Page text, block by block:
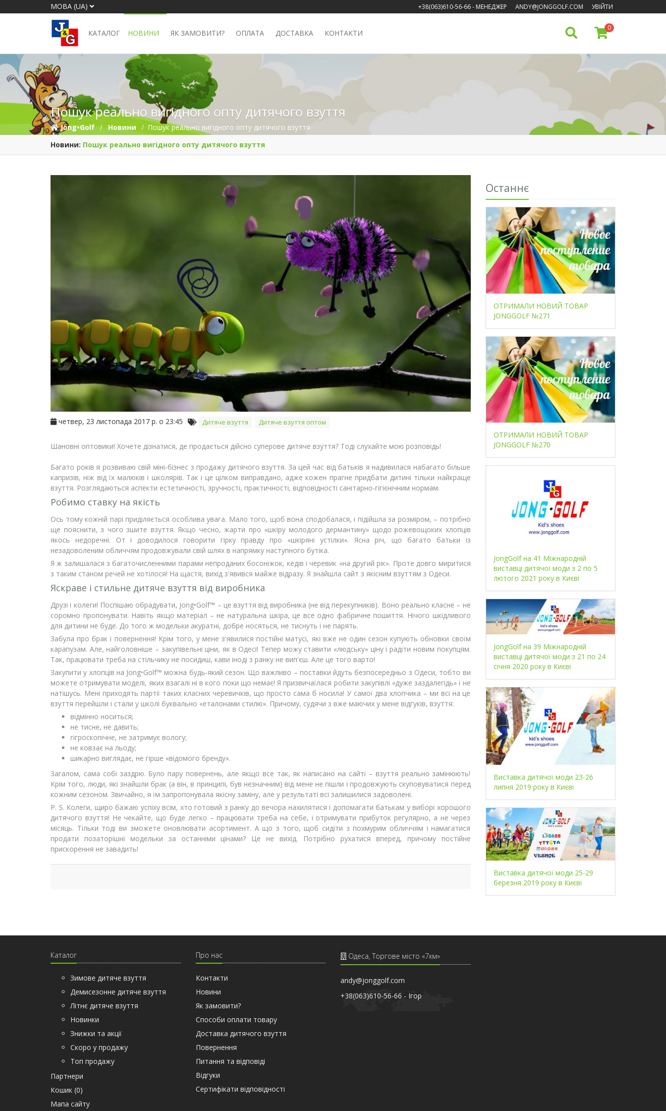
МОВА (UA) +38(063)610-56-66- МЕНЕДЖЕР ANDY@JONGGOLF.COM УВІЙТИ
0
КАТАЛОГ НОВИНИ ЯК ЗАМОВИТИ? ОПЛАТА ДОСТАВКА КОНТАКТИ
Пошук реально вигідного опту дитячого взуття
Jong•Golf Новини
Пошук реально вигідного опту дитячого взуття
Новини: Пошук реально вигідного опту дитячого взуття
четвер, 23 листопада 2017 р. о 23:45 Дитяче взуття Дитяче взуття оптом
Шановнi оптовики! Хочете дізнатися, де продається дійсно суперове дитяче взуття? Тоді слухайте мою розповідь!
Багато років я розвиваю свій міні-бізнес з продажу дитячого взуття. За цей час від батьків я надивилася набагато більше
капризів, ніж від їх малюків і школярів. Так і це цілком виправдано, адже кожен прагне придбати дитині тільки найкраще
взуття. Розглядаються аспекти естетичності, зручності, практичності, відповідності санітарно-гігієнічним нормам.
Робимо ставку на якість
Ось тому кожній парі приділяється особлива увага. Мало того, щоб вона сподобалася, і підійшла за розміром, – потрібно
ще пояснити, з чого зшите взуття. Якщо чесно, жарти про «шкiру молодого дермантину» щодо рожевощоких хлопців
якось недоречні. От і доводилося говорити гірку правду про «шкірянi устілки». Ясна рiч, що багато батьки iз
незадоволеним обличчям продовжували свій шлях в напрямку наступного бутіка.
Я ж залишалася з багаточисленними парами непроданих босоніжок, кедів і черевик «на другий рік». Проте довго миритися
з таким станом речей не хотілося! На щастя, вихід з'явився майже відразу. Я знайшла сайт з якісним взуттям з Одеси.
Яскраве і стильне дитяче взуття від виробника
Друзі і колеги! Поспішаю обрадувати, Jong•Golf™ – це взуття від виробника (не від перекупників). Воно реально класне – не
соромно пропонувати. Навіть якщо матеріал – не натуральна шкіра, це все одно фабричне пошиття. Нічого шкідливого
для дитини не буде. До того ж модельки акуратні, добре носяться, не тиснуть і не парять.
Забула про брак і повернення! Крім того, у мене з'явилися постійні матусі, які вже не один сезон купують обновки своїм
карапузам. Але, найголовніше – закупівельні ціни, як в Одесі! Тепер можу ставити «людську» ціну і радіти новим покупцям.
Так, працювати треба на стільчику не посидиш, кави іноді з ранку не вип'єш. Але це того варто!
Закупити у хлопців на Jong•Golf™ можна будь-який сезон. Що важливо – поставки йдуть безпосередньо з Одеси, тобто ви
можете отримувати моделі, яких взагалі ні в кого поки що немає! Я призвичаїлася робити закупівлі «дуже заздалегідь» і не
натiшусь. Мені приходять партії таких класних черевичкiв, що просто сама б носила! У самої два хлопчика – ми всі на це
взуття перейшли і стали у школі буквально «еталонами стилю». Причому, судячи з вже маючих у мене відгуків, взуття:
відмінно носиться;
не тисне, не давить;
гігроскопічне, не затримує вологу;
не ковзає на льоду;
шикарно виглядає, не гірше «відомого бренду».
Загалом, сама собі заздрю. Було пару повернень, але якщо все так, як написано на сайті – взуття реально замінюють!
Крім того, люди, які знайшли брак (а він, в принципі, був незначним) від мене не пішли і продовжують скуповуватися перед
кожним сезоном. Звичайно, я їм запропонувала якісну заміну, але у результаті всі залишилися задоволені.
P. S. Колеги, щиро бажаю успіху всім, хто готовий з ранку до вечора нахилятися і допомагати батькам у виборі хорошого
дитячого взуття! Не чекайте, що буде легко – працювати треба на себе, і отримувати прибуток регулярно, а не через
місяць. Тільки тоді ви зможете оновлювати асортимент. А що з того, щоб сидіти з похмурим обличчям і намагатися
продати позаторішні модельки за останніми цінами? Це не вихід. Потрібно рухатися вперед, причому постійне
прискорення не завадить!
Останнє
ОТРИМАЛИ НОВИЙ ТОВАР
JONGGOLF №271
ОТРИМАЛИ НОВИЙ ТОВАР
JONGGOLF №270
JongGolf на 41 Міжнародній
виставці дитячої моди з 2 по 5
лютого 2021 року в Києві
JongGolf на 39 Міжнародній
виставці дитячої моди з 21 по 24
січня 2020 року в Києві
Виставка дитячої моди 23-26
липня 2019 року в Києві
Виставка дитячої моди 25-29
березня 2019 року в Києві
Каталог
Зимове дитяче взуття
Демисезонне дитяче взуття
Літнє дитяче взуття
Новинки
Знижки та акції
Скоро у продажу
Топ продажу
Партнери
Кошик (0)
Мапа сайту
Про нас
Контакти
Новини
Як замовити?
Способи оплати товару
Доставка дитячого взуття
Повернення
Питання та відповіді
Відгуки
Сертифiкати вiдповiдностi
Одеса, Торгове місто «7км»
andy@jonggolf.com
+38(063)610-56-66 - Iгор